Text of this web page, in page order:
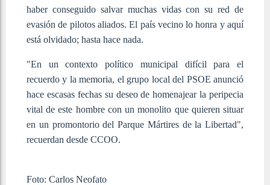
haber conseguido salvar muchas vidas con su red de
evasión de pilotos aliados. El país vecino lo honra y aquí
está olvidado; hasta hace nada.
"En un contexto político municipal difícil para el
recuerdo y la memoria, el grupo local del PSOE anunció
hace escasas fechas su deseo de homenajear la peripecia
vital de este hombre con un monolito que quieren situar
en un promontorio del Parque Mártires de la Libertad",
recuerdan desde CCOO.
Foto: Carlos Neofato